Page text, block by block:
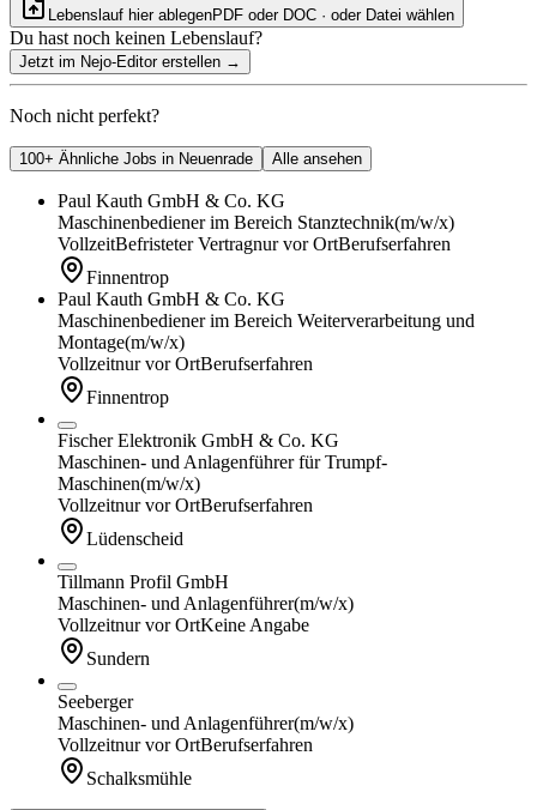
Lebenslauf hier ablegenPDF oder DOC · oder Datei wählen
Du hast noch keinen Lebenslauf?
Jetzt im Nejo-Editor erstellen →
Noch nicht perfekt?
100+ Ähnliche Jobs in Neuenrade Alle ansehen
Paul Kauth GmbH & Co. KG
Maschinenbediener im Bereich Stanztechnik(m/w/x)
VollzeitBefristeter Vertragnur vor OrtBerufserfahren
Finnentrop
Paul Kauth GmbH & Co. KG
Maschinenbediener im Bereich Weiterverarbeitung und
Montage(m/w/x)
Vollzeitnur vor OrtBerufserfahren
Finnentrop
Fischer Elektronik GmbH & Co. KG
Maschinen- und Anlagenführer für Trumpf-
Maschinen(m/w/x)
Vollzeitnur vor OrtBerufserfahren
Lüdenscheid
Tillmann Profil GmbH
Maschinen- und Anlagenführer(m/w/x)
Vollzeitnur vor OrtKeine Angabe
Sundern
Seeberger
Maschinen- und Anlagenführer(m/w/x)
Vollzeitnur vor OrtBerufserfahren
Schalksmühle